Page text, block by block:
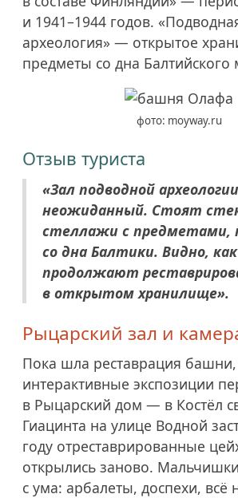
и 1941–1944 годов.
археология» — открытое
предметы со дна Балтийского
фото: moyway.ru
Отзыв туриста
«Зал подводной
неожиданный. Стоят
стеллажи с
со дна Балтики. Видно,
продолжают
в открытом хранилище».
Рыцарский зал и
Пока шла реставрация башни,
интерактивные экспозиции
в Рыцарский дом — в Костёл
Гиацинта на улице Водной
году отреставрированные
открылись заново. Мальчишки
с ума: арбалеты, доспехи, всё